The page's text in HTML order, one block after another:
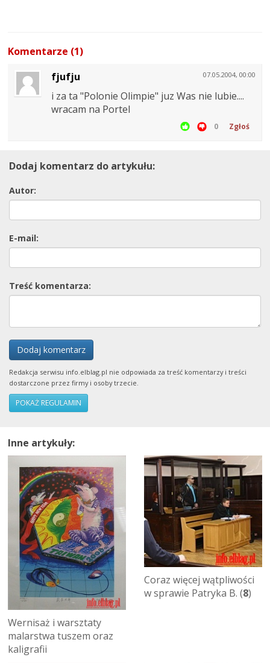
Komentarze (1)
07.05.2004, 00:00
fjufju
i za ta "Polonie Olimpie" juz Was nie lubie....
wracam na Portel
0 Zgłoś
Dodaj komentarz do artykułu:
Autor:
E-mail:
Treść komentarza:
Dodaj komentarz
Redakcja serwisu info.elblag.pl nie odpowiada za treść komentarzy i treści
dostarczone przez firmy i osoby trzecie.
POKAŻ REGULAMIN
Inne artykuły:
Wernisaż i warsztaty
malarstwa tuszem oraz
kaligrafii
Coraz więcej wątpliwości
w sprawie Patryka B. (8)